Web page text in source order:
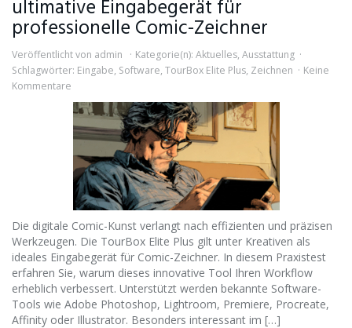
ultimative Eingabegerät für
professionelle Comic-Zeichner
Veröffentlicht von admin Kategorie(n): Aktuelles, Ausstattung
Schlagwörter: Eingabe, Software, TourBox Elite Plus, Zeichnen
Keine
Kommentare
Die digitale Comic-Kunst verlangt nach effizienten und präzisen
Werkzeugen. Die TourBox Elite Plus gilt unter Kreativen als
ideales Eingabegerät für Comic-Zeichner. In diesem Praxistest
erfahren Sie, warum dieses innovative Tool Ihren Workflow
erheblich verbessert. Unterstützt werden bekannte Software-
Tools wie Adobe Photoshop, Lightroom, Premiere, Procreate,
Affinity oder Illustrator. Besonders interessant im […]